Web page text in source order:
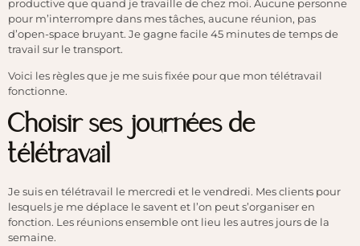
productive que quand je travaille de chez moi. Aucune personne
pour m’interrompre dans mes tâches, aucune réunion, pas
d’open-space bruyant. Je gagne facile 45 minutes de temps de
travail sur le transport.
Voici les règles que je me suis fixée pour que mon télétravail
fonctionne.
Choisir ses journées de
télétravail
Je suis en télétravail le mercredi et le vendredi. Mes clients pour
lesquels je me déplace le savent et l’on peut s’organiser en
fonction. Les réunions ensemble ont lieu les autres jours de la
semaine.